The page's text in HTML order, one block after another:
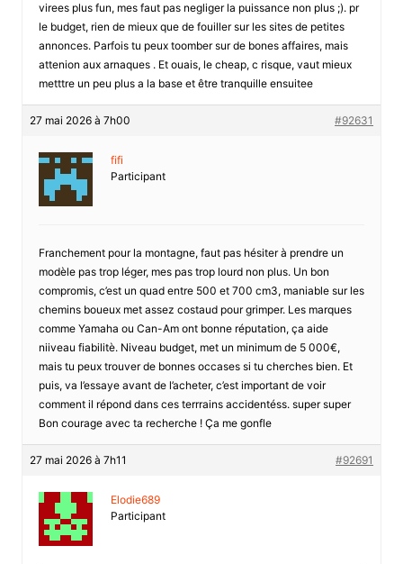
virees plus fun, mes faut pas negliger la puissance non plus ;). pr
le budget, rien de mieux que de fouiller sur les sites de petites
annonces. Parfois tu peux toomber sur de bones affaires, mais
attenion aux arnaques . Et ouais, le cheap, c risque, vaut mieux
metttre un peu plus a la base et être tranquille ensuitee
27 mai 2026 à 7h00 #92631
fifi
Participant
Franchement pour la montagne, faut pas hésiter à prendre un
modèle pas trop léger, mes pas trop lourd non plus. Un bon
compromis, c’est un quad entre 500 et 700 cm3, maniable sur les
chemins boueux met assez costaud pour grimper. Les marques
comme Yamaha ou Can-Am ont bonne réputation, ça aide
niiveau fiabilitè. Niveau budget, met un minimum de 5 000€,
mais tu peux trouver de bonnes occases si tu cherches bien. Et
puis, va l’essaye avant de l’acheter, c’est important de voir
comment il répond dans ces terrrains accidentéss. super super
Bon courage avec ta recherche ! Ça me gonfle
27 mai 2026 à 7h11 #92691
Elodie689
Participant